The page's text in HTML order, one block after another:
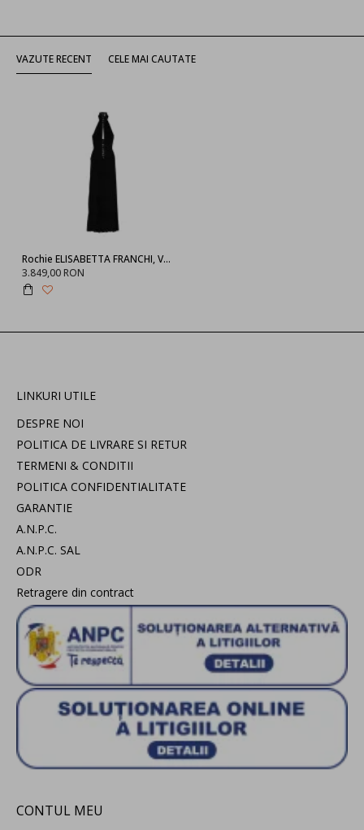
VAZUTE RECENT CELE MAI CAUTATE
Rochie ELISABETTA FRANCHI, Vascoza, Black
3.849,00 RON
LINKURI UTILE
DESPRE NOI
POLITICA DE LIVRARE SI RETUR
TERMENI & CONDITII
POLITICA CONFIDENTIALITATE
GARANTIE
A.N.P.C.
A.N.P.C. SAL
ODR
Retragere din contract
CONTUL MEU